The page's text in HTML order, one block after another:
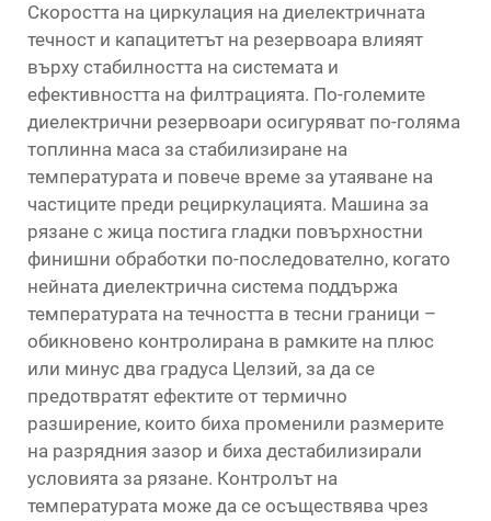
Скоростта на циркулация на диелектричната
течност и капацитетът на резервоара влияят
върху стабилността на системата и
ефективността на филтрацията. По-големите
диелектрични резервоари осигуряват по-голяма
топлинна маса за стабилизиране на
температурата и повече време за утаяване на
частиците преди рециркулацията. Машина за
рязане с жица постига гладки повърхностни
финишни обработки по-последователно, когато
нейната диелектрична система поддържа
температурата на течността в тесни граници –
обикновено контролирана в рамките на плюс
или минус два градуса Целзий, за да се
предотвратят ефектите от термично
разширение, които биха променили размерите
на разрядния зазор и биха дестабилизирали
условията за рязане. Контролът на
температурата може да се осъществява чрез